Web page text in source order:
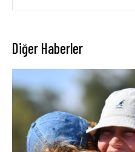
Diğer Haberler